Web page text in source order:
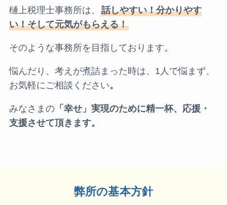
樋上税理士事務所は、 話しやすい！分かりやす
い！そして元気がもらえる！
そのような事務所を目指しております。
悩んだり、考えが煮詰まった時は、1人で悩まず、
お気軽にご相談ください。
みなさまの「幸せ」実現のために精一杯、応援・
支援させて頂きます。
弊所の基本方針